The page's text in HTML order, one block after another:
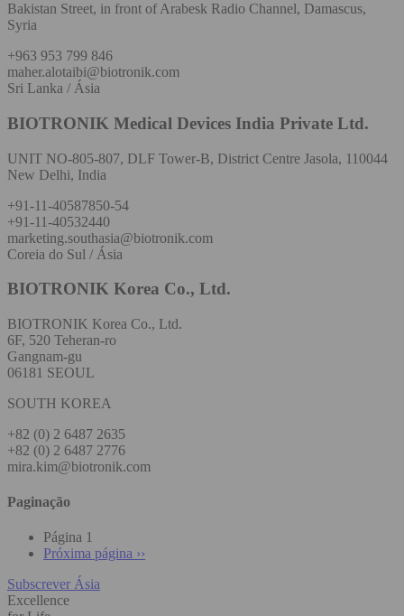
Bakistan Street, in front of Arabesk Radio Channel, Damascus,
Syria
+963 953 799 846
maher.alotaibi@biotronik.com
Sri Lanka / Ásia
BIOTRONIK Medical Devices India Private Ltd.
UNIT NO-805-807, DLF Tower-B, District Centre Jasola, 110044
New Delhi, India
+91-11-40587850-54
+91-11-40532440
marketing.southasia@biotronik.com
Coreia do Sul / Ásia
BIOTRONIK Korea Co., Ltd.
BIOTRONIK Korea Co., Ltd.
6F, 520 Teheran-ro
Gangnam-gu
06181 SEOUL
SOUTH KOREA
+82 (0) 2 6487 2635
+82 (0) 2 6487 2776
mira.kim@biotronik.com
Paginação
Página 1
Próxima página ››
Subscrever Ásia
Excellence